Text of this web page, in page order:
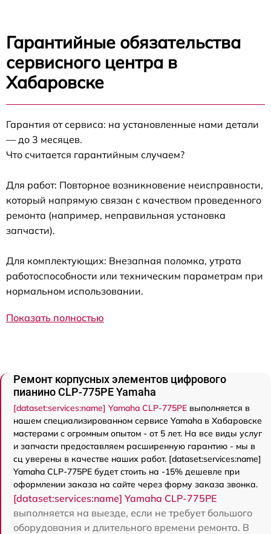
Гарантийные обязательства
сервисного центра в
Хабаровске
Гарантия от сервиса: на установленные нами детали
— до 3 месяцев.
Что считается гарантийным случаем?
Для работ: Повторное возникновение неисправности,
который напрямую связан с качеством проведенного
ремонта (например, неправильная установка
запчасти).
Для комплектующих: Внезапная поломка, утрата
работоспособности или техническим параметрам при
нормальном использовании.
Показать полностью
Ремонт корпусных элементов цифрового
пианино CLP-775PE Yamaha
[dataset:services:name] Yamaha CLP-775PE выполняется в
нашем специализированном сервисе Yamaha в Хабаровске
мастерами с огромным опытом - от 5 лет. На все виды услуг
и запчасти предоставляем расширенную гарантию - мы в
сц уверены в качестве наших работ. [dataset:services:name]
Yamaha CLP-775PE будет стоить на -15% дешевле при
оформлении заказа на сайте через форму заказа звонка.
[dataset:services:name] Yamaha CLP-775PE
выполняется на выезде, если не требует большого
оборудования и длительного времени ремонта. В